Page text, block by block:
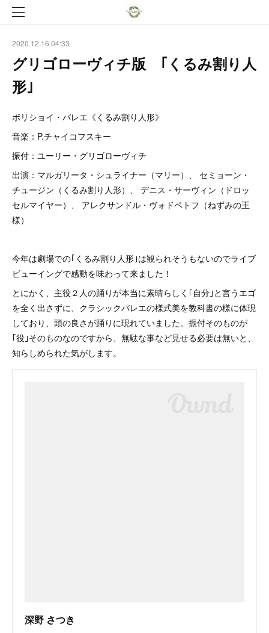
2020.12.16 04:33
グリゴローヴィチ版 ｢くるみ割り人
形｣
ボリショイ・バレエ《くるみ割り人形》
音楽：P.チャイコフスキー
振付：ユーリー・グリゴローヴィチ
出演：マルガリータ・シュライナー（マリー）、 セミョーン・
チュージン（くるみ割り人形）、 デニス・サーヴィン（ドロッ
セルマイヤー）、 アレクサンドル・ヴォドペトフ（ねずみの王
様）
今年は劇場での｢くるみ割り人形｣は観られそうもないのでライブ
ビューイングで感動を味わって来ました！
とにかく、主役２人の踊りが本当に素晴らしく｢自分｣と言うエゴ
を全く出さずに、クラシックバレエの様式美を教科書の様に体現
しており、頭の良さが踊りに現れていました。振付そのものが
｢役｣そのものなのですから、無駄な事など見せる必要は無いと、
知らしめられた気がします。
深野 さつき